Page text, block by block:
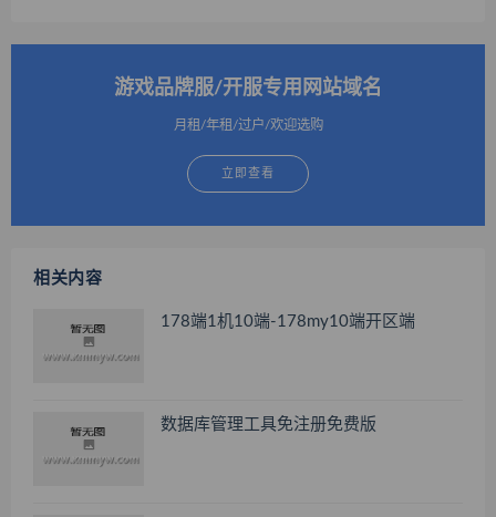
游戏品牌服/开服专用网站域名
月租/年租/过户/欢迎选购
立即查看
相关内容
178端1机10端-178my10端开区端
数据库管理工具免注册免费版